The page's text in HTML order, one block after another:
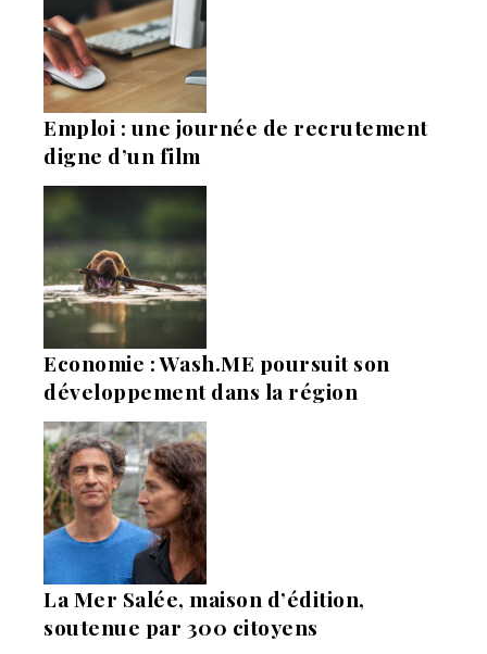
Emploi : une journée de recrutement
digne d’un film
Economie : Wash.ME poursuit son
développement dans la région
La Mer Salée, maison d’édition,
soutenue par 300 citoyens